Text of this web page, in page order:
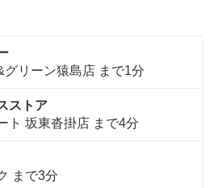
グリーン猿島店 まで1分
ストア
ト 坂東沓掛店 まで4分
まで3分